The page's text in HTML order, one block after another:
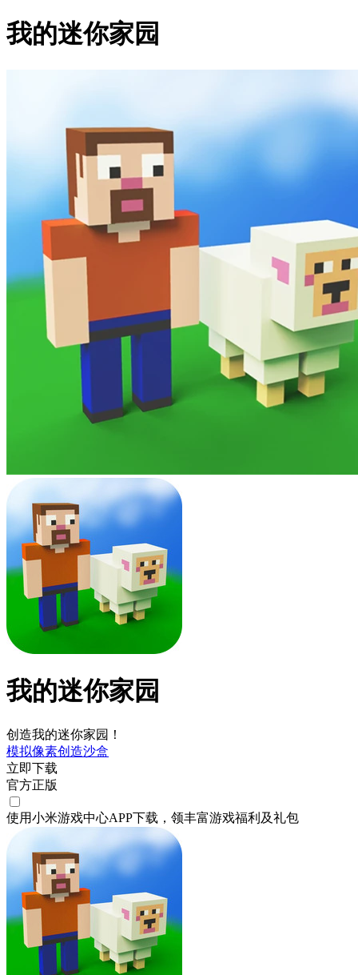
我的迷你家园
我的迷你家园
创造我的迷你家园！
模拟像素创造沙盒
立即下载
官方正版
使用小米游戏中心APP下载 ，领丰富游戏福利 及礼包